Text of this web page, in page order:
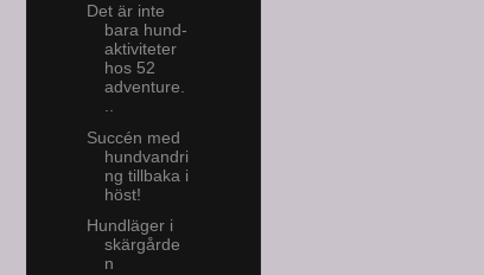
Det är inte
bara hund-
aktiviteter
hos 52
adventure.
Succén med
hundvandri
ng tillbaka i
höst!
Hundläger i
skärgårde
n